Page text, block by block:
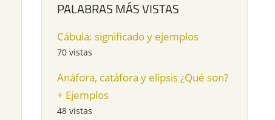
PALABRAS MÁS VISTAS
Cábula: significado y ejemplos
70 vistas
Anáfora, catáfora y elipsis ¿Qué son?
+ Ejemplos
48 vistas